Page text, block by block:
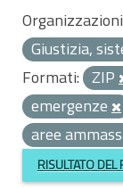
Giustizia,
Formati: ZIP
emergenze
aree
RISULTATO DEL